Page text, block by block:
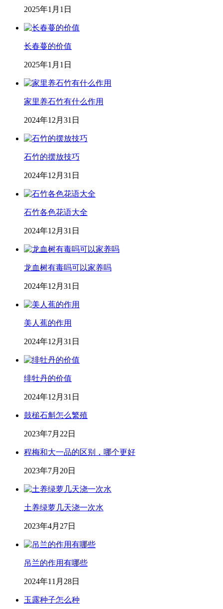
2025年1月1日
长春蔓的价值
2025年1月1日
家里养石竹有什么作用
2024年12月31日
石竹的摆放技巧
2024年12月31日
石竹各色花语大全
2024年12月31日
龙血树有毒吗可以家养吗
2024年12月31日
美人蕉的作用
2024年12月31日
绯牡丹的价值
2024年12月31日
鼓槌石斛怎么繁殖
2023年7月22日
程梅和大一品的区别，哪个更好
2023年7月20日
土养绿萝几天浇一次水
2023年4月27日
吊兰的作用有哪些
2024年11月28日
玉露种子怎么种